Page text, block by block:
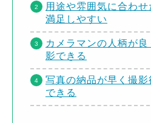
用途や雰囲気に合わ
満足しやすい
カメラマンの人柄が
影できる
写真の納品が早く撮
できる